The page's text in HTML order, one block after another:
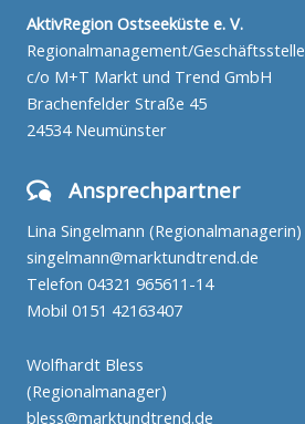
AktivRegion Ostseeküste e. V.
Regionalmanagement/Geschäftsstelle
c/o M+T Markt und Trend GmbH
Brachenfelder Straße 45
24534 Neumünster
Ansprechpartner
Lina Singelmann (Regionalmanagerin)
singelmann@marktundtrend.de
Telefon 04321 965611-14
Mobil 0151 42163407
Wolfhardt Bless
(Regionalmanager)
bless@marktundtrend.de